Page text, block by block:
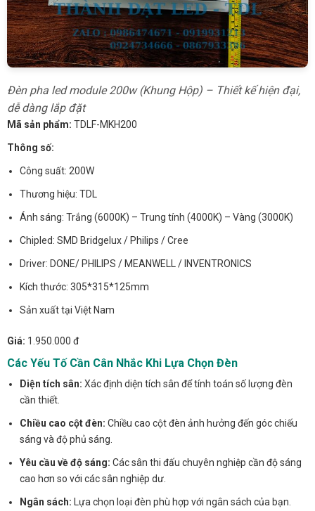
Đèn pha led module 200w (Khung Hộp) – Thiết kế hiện đại,
dễ dàng lắp đặt
Mã sản phẩm: TDLF-MKH200
Thông số:
Công suất: 200W
Thương hiệu: TDL
Ánh sáng: Trắng (6000K) – Trung tính (4000K) – Vàng (3000K)
Chipled: SMD Bridgelux / Philips / Cree
Driver: DONE/ PHILIPS / MEANWELL / INVENTRONICS
Kích thước: 305*315*125mm
Sản xuất tại Việt Nam
Giá: 1.950.000 đ
Các Yếu Tố Cần Cân Nhắc Khi Lựa Chọn Đèn
Diện tích sân: Xác định diện tích sân để tính toán số lượng đèn
cần thiết.
Chiều cao cột đèn: Chiều cao cột đèn ảnh hưởng đến góc chiếu
sáng và độ phủ sáng.
Yêu cầu về độ sáng: Các sân thi đấu chuyên nghiệp cần độ sáng
cao hơn so với các sân nghiệp dư.
Ngân sách: Lựa chọn loại đèn phù hợp với ngân sách của bạn.